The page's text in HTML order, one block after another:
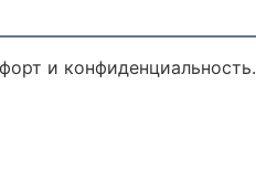
и конфиденциальность.